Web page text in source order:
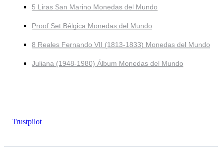
5 Liras San Marino Monedas del Mundo
Proof Set Bélgica Monedas del Mundo
8 Reales Fernando VII (1813-1833) Monedas del Mundo
Juliana (1948-1980) Álbum Monedas del Mundo
Trustpilot